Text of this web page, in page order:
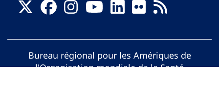
Bureau régional pour les Amériques de
l'Organisation mondiale de la Santé